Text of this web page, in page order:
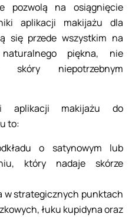
pozwolą na osiągnięcie
aplikacji makijażu dla
się przede wszystkim na
piękna, nie
skóry niepotrzebnym
aplikacji makijażu do
to:
o satynowym lub
który nadaje skórze
w strategicznych punktach
łuku kupidyna oraz